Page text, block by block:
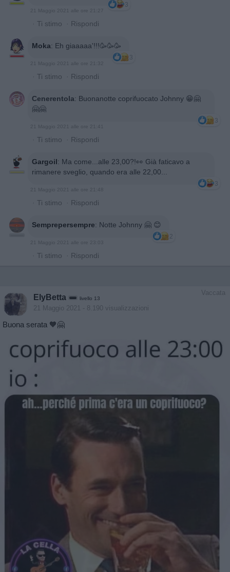
3
21 Maggio 2021 alle ore 21:27
· Ti stimo · Rispondi
Moka: Eh giaaaaa'!!!🥳🥳🥳
3
21 Maggio 2021 alle ore 21:32
· Ti stimo · Rispondi
Cenerentola: Buonanotte coprifuocato Johnny 😁🤗
🤗🤗
3
21 Maggio 2021 alle ore 21:41
· Ti stimo · Rispondi
Gargoil: Ma come...alle 23,00?!👀 Già faticavo a
rimanere sveglio, quando era alle 22,00...
3
21 Maggio 2021 alle ore 21:48
· Ti stimo · Rispondi
Semprepersempre: Notte Johnny 🤗 😊
2
21 Maggio 2021 alle ore 23:03
· Ti stimo · Rispondi
Vaccata
ElyBetta livello 13
21 Maggio 2021 - 8.190 visualizzazioni
Buona serata 🧡🤗